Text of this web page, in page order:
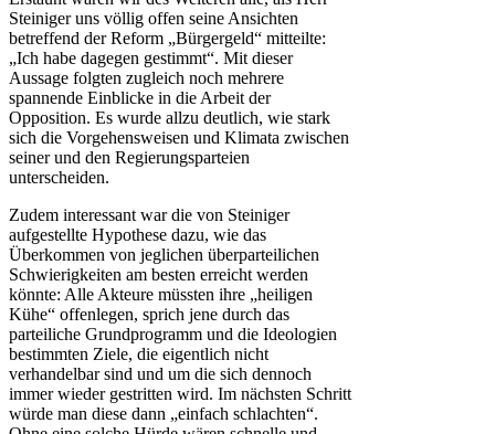
Steiniger uns völlig offen seine Ansichten
betreffend der Reform „Bürgergeld“ mitteilte:
„Ich habe dagegen gestimmt“. Mit dieser
Aussage folgten zugleich noch mehrere
spannende Einblicke in die Arbeit der
Opposition. Es wurde allzu deutlich, wie stark
sich die Vorgehensweisen und Klimata zwischen
seiner und den Regierungsparteien
unterscheiden.
Zudem interessant war die von Steiniger
aufgestellte Hypothese dazu, wie das
Überkommen von jeglichen überparteilichen
Schwierigkeiten am besten erreicht werden
könnte: Alle Akteure müssten ihre „heiligen
Kühe“ offenlegen, sprich jene durch das
parteiliche Grundprogramm und die Ideologien
bestimmten Ziele, die eigentlich nicht
verhandelbar sind und um die sich dennoch
immer wieder gestritten wird. Im nächsten Schritt
würde man diese dann „einfach schlachten“.